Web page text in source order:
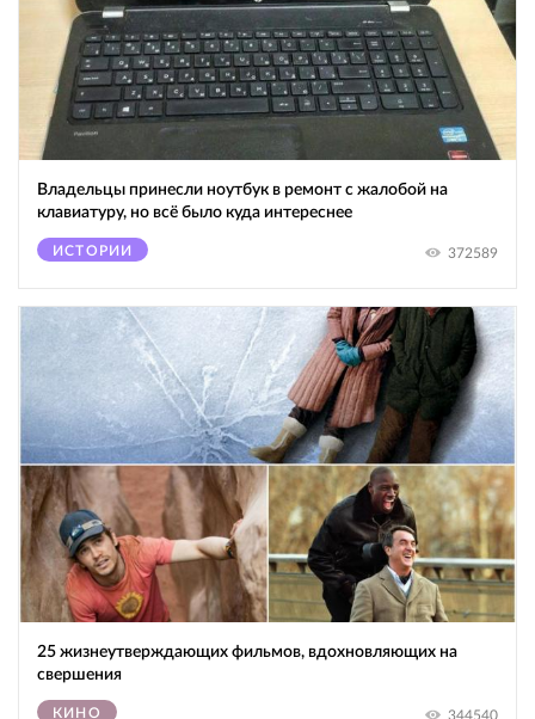
Владельцы принесли ноутбук в ремонт с жалобой на
клавиатуру, но всё было куда интереснее
ИСТОРИИ 372589
25 жизнеутверждающих фильмов, вдохновляющих на
свершения
КИНО 344540